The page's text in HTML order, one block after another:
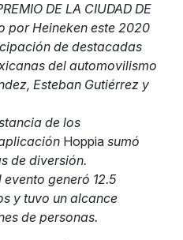
DE LA CIUDAD DE
por Heineken este 2020
de destacadas
del automovilismo
Esteban Gutiérrez y
de los
Hoppia sumó
de diversión.
generó 12.5
y tuvo un alcance
de personas.